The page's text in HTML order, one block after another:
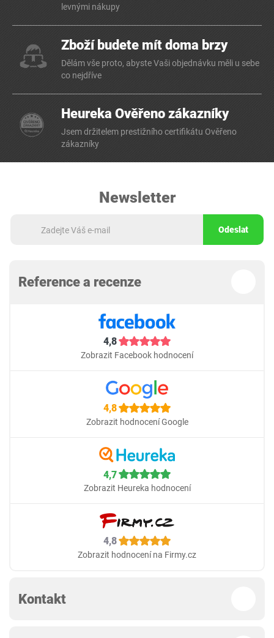
levnými nákupy
Zboží budete mít doma brzy
Dělám vše proto, abyste Vaši objednávku měli u sebe
co nejdříve
Heureka Ověřeno zákazníky
Jsem držitelem prestižního certifikátu Ověřeno
zákazníky
Newsletter
Odeslat
Reference a recenze
4,8
Zobrazit Facebook hodnocení
4,8
Zobrazit hodnocení Google
4,7
Zobrazit Heureka hodnocení
4,8
Zobrazit hodnocení na Firmy.cz
Kontakt